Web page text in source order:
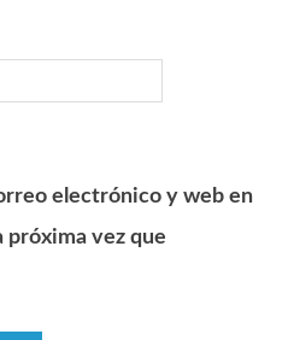
electrónico y web en
próxima vez que